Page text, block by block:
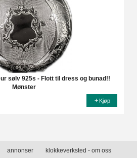
sølv 925s - Flott til dress og bunad!!
Mønster
Kjøp
annonser klokkeverksted - om oss